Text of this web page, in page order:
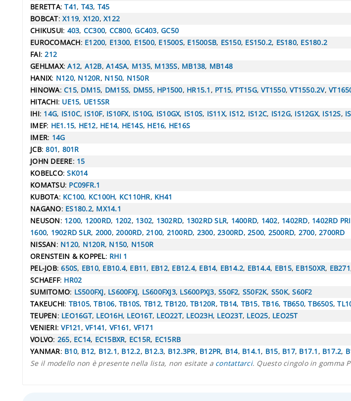
BERETTA:T41, T43, T45
BOBCAT: X119, X120, X122
CHIKUSUI: 403, CC300, CC800,GC403, GC50
EUROCOMACH: E1200, E1300, E1500, E1500S, E1500SB, ES150, ES150.2, ES180, ES180.2
FAI:212
GEHLMAX:A12, A12B, A14SA, M135, M135S, MB138, MB148
HANIX: N120, N120R, N150, N150R
HINOWA: C15, DM15, DM15S, DM55, HP1500, HR15.1 , PT15, PT15G,VT1550,VT1550.2V,
HITACHI: UE15, UE15SR
IHI: 14G, IS10C, IS10F, IS10FX, IS10G, IS10GX, IS10S, IS11X, IS12, IS12C, IS12G, IS12GX, IS12S,
IMEF: HE1.15, HE12, HE14, HE14S, HE16, HE16S
IMER: 14G
JCB:801, 801R
JOHN DEERE: 15
KOBELCO:SK014
KOMATSU: PC09FR.1
KUBOTA: KC100, KC100H, KC110HR, KH41
NAGANO: ES180.2, MX14.1
NEUSON: 1200, 1200RD, 1202, 1302, 1302RD, 1302RD SLR, 1400RD, 1402, 1402RD, 1402RD
1600, 1902RD SLR, 2000, 2000RD, 2100, 2100RD, 2300, 2300RD, 2500, 2500RD, 2700, 2700RD
NISSAN: N120, N120R, N150, N150R
ORENSTEIN & KOPPEL: RHI 1
PEL-JOB:650S, EB10, EB10.4, EB11, EB12, EB12.4, EB14, EB14.2, EB14.4, EB15, EB150XR, EB271
SCHAEFF: HR02
SUMITOMO: LS500FXJ, LS600FXJ, LS600FXJ3, LS600PXJ3, S50F2, S50F2K, S50K,S60F2
TAKEUCHI: TB105,TB106, TB10S, TB12,TB120, TB120R, TB14, TB15, TB16, TB650,TB650S,
TEUPEN: LEO16GT, LEO16H, LEO16T, LEO22T, LEO23H, LEO23T, LEO25, LEO25T
VENIERI:VF121 , VF141, VF161, VF171
VOLVO: 265, EC14, EC15BXR, EC15R, EC15RB
YANMAR: B10, B12, B12.1, B12.2, B12.3, B12.3PR, B12PR, B14, B14.1, B15, B17, B17.1 , B17.2,
Se il modello non è presente nella lista, non esitate a contattarci. Questo cingolo in gomma